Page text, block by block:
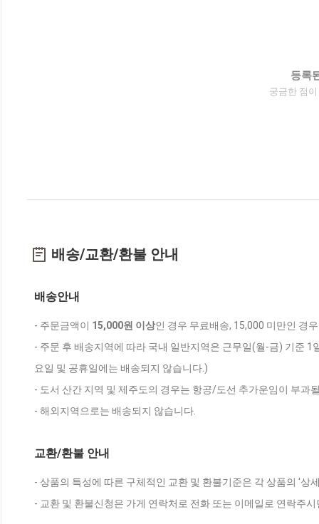
등록
궁금한 점
배송/교환/환불 안내
배송안내
- 주문금액이 15,000원 이상인 경우 무료배송, 15,000 미만인 경
- 주문 후 배송지역에 따라 국내 일반지역은 근무일(월-금) 기준
요일 및 공휴일에는 배송되지 않습니다.)
- 도서 산간 지역 및 제주도의 경우는 항공/도선 추가운임이 부과
- 해외지역으로는 배송되지 않습니다.
교환/환불 안내
- 상품의 특성에 따른 구체적인 교환 및 환불기준은 각 상품의 '상
- 교환 및 환불신청은 가게 연락처로 전화 또는 이메일로 연락주